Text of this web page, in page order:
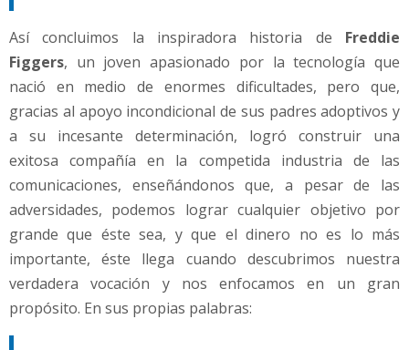
Así concluimos la inspiradora historia de Freddie
Figgers, un joven apasionado por la tecnología que
nació en medio de enormes dificultades, pero que,
gracias al apoyo incondicional de sus padres adoptivos y
a su incesante determinación, logró construir una
exitosa compañía en la competida industria de las
comunicaciones, enseñándonos que, a pesar de las
adversidades, podemos lograr cualquier objetivo por
grande que éste sea, y que el dinero no es lo más
importante, éste llega cuando descubrimos nuestra
verdadera vocación y nos enfocamos en un gran
propósito. En sus propias palabras: